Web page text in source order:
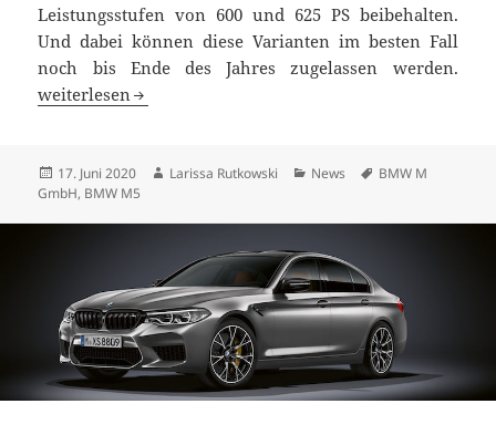
Leistungsstufen von 600 und 625 PS beibehalten.
Und dabei können diese Varianten im besten Fall
noch bis Ende des Jahres zugelassen werden.
Neue Optik. Gleiche Leistung: der neue BMW M5
weiterlesen
Veröffentlicht
am
17. Juni 2020 Autor
Larissa Rutkowski Kategorien
News Schlagwörter
BMW M
GmbH, BMW M5